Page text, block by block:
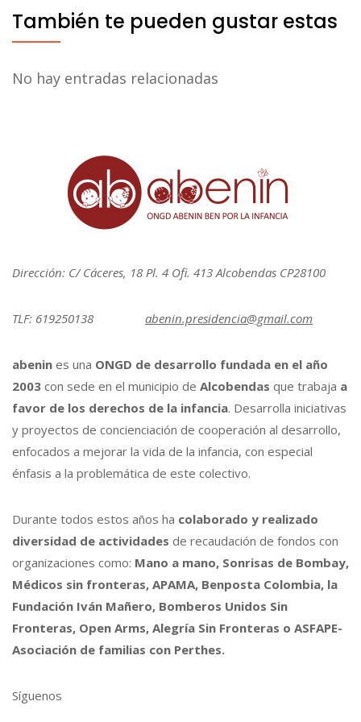
También te pueden gustar estas
No hay entradas relacionadas
Dirección: C/ Cáceres, 18 Pl. 4 Ofi. 413 Alcobendas CP28100
TLF: 619250138 abenin.presidencia@gmail.com
abenin es una ONGD de desarrollo fundada en el año
2003 con sede en el municipio de Alcobendas que trabaja a
favor de los derechos de la infancia. Desarrolla iniciativas
y proyectos de concienciación de cooperación al desarrollo,
enfocados a mejorar la vida de la infancia, con especial
énfasis a la problemática de este colectivo.
Durante todos estos años ha colaborado y realizado
diversidad de actividades de recaudación de fondos con
organizaciones como: Mano a mano, Sonrisas de Bombay,
Médicos sin fronteras, APAMA, Benposta Colombia, la
Fundación Iván Mañero, Bomberos Unidos Sin
Fronteras, Open Arms, Alegría Sin Fronteras o ASFAPE-
Asociación de familias con Perthes.
Síguenos